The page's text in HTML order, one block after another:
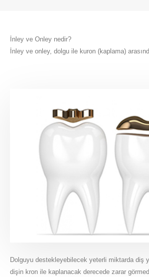
İnley ve Onley nedir?
İnley ve onley, dolgu ile kuron (kaplama)
Dolguyu destekleyebilecek yeterli miktarda diş
dişin kron ile kaplanacak derecede zarar